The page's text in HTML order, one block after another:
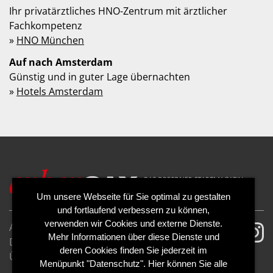
Ihr privatärztliches HNO-Zentrum mit ärztlicher
Fachkompetenz
» HNO München
Auf nach Amsterdam
Günstig und in guter Lage übernachten
» Hotels Amsterdam
AGB
Impressum
Datenschutzerklärung
Cookies
Über uns
Kontakt
Mediadaten
Um unsere Webseite für Sie optimal zu gestalten
und fortlaufend verbessern zu können,
verwenden wir Cookies und externe Dienste.
Mehr Informationen über diese Dienste und
deren Cookies finden Sie jederzeit im
Menüpunkt "Datenschutz". Hier können Sie alle